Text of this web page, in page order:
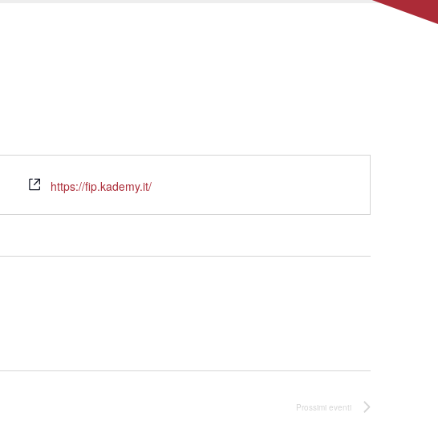
https://fip.kademy.it/
Prossimi eventi